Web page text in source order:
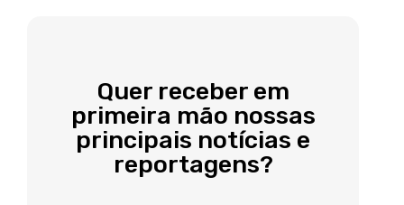
Quer receber em
primeira mão nossas
principais notícias e
reportagens?